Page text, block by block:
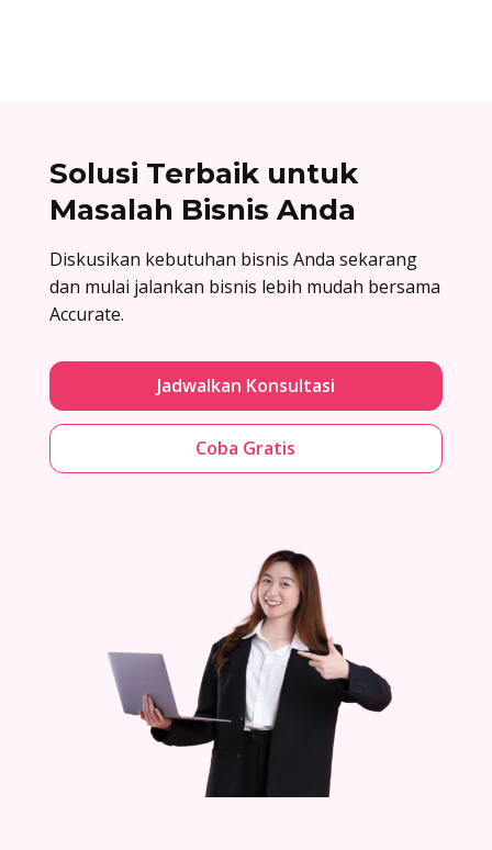
Solusi Terbaik untuk
Masalah Bisnis Anda
Diskusikan kebutuhan bisnis Anda sekarang
dan mulai jalankan bisnis lebih mudah bersama
Accurate.
Jadwalkan Konsultasi
Coba Gratis